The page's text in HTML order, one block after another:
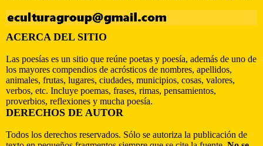
ACERCA DEL SITIO
Las poesías es un sitio que reúne poetas y poesía, además de uno de
los mayores compendios de acrósticos de nombres, apellidos,
animales, frutas, lugares, ciudades, municipios, cosas, valores,
verbos, etc. Incluye poemas, frases, rimas, pensamientos,
proverbios, reflexiones y mucha poesía.
DERECHOS DE AUTOR
Todos los derechos reservados. Sólo se autoriza la publicación de